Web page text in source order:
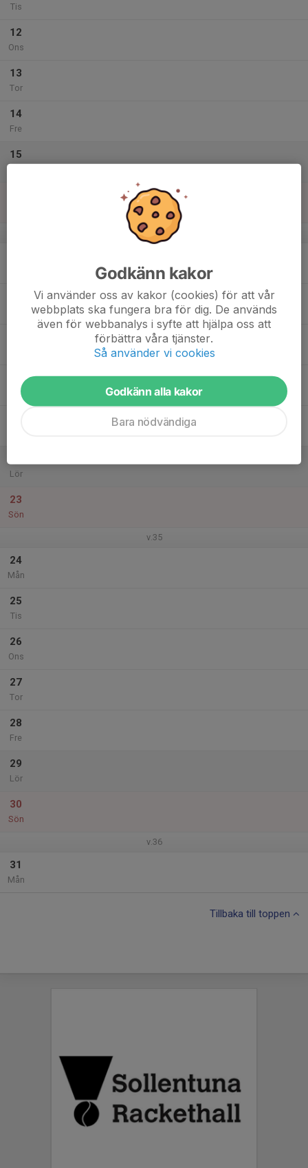
Tis
12
Ons
13
Tor
14
Fre
15
v.34
Tor
Lör
23
Sön
v.35
24
Mån
25
Tis
26
Ons
27
Tor
28
Fre
29
Lör
30
Sön
v.36
31
Mån
Tillbaka till toppen
Godkänn kakor
Vi använder oss av kakor (cookies) för att vår
webbplats ska fungera bra för dig. De används
även för webbanalys i syfte att hjälpa oss att
förbättra våra tjänster.
Så använder vi cookies
Godkänn alla kakor
Bara nödvändiga